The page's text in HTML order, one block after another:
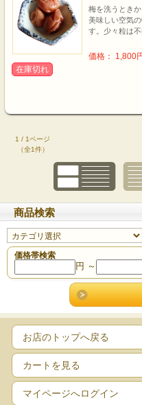
梅を洗うとき
美味しい空気
す。少々粒は
価格： 1,800
在庫切れ
1 / 1ページ
（全1件）
商品検索
価格帯検索
円 ～
お店のトップへ戻る
カートを見る
マイページへログイン